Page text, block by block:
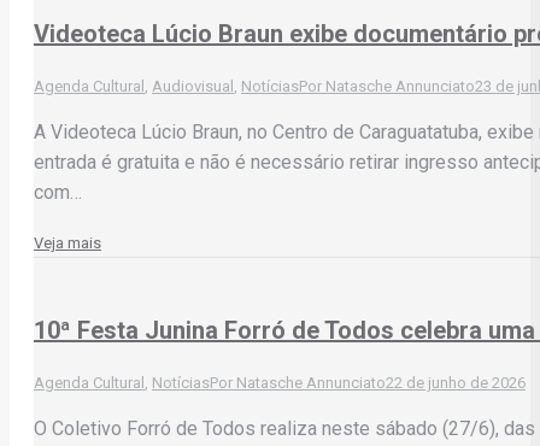
Videoteca Lúcio Braun exibe documentário
Agenda Cultural , Audiovisual , NotíciasPor Natasche Annunciato23 de
A Videoteca Lúcio Braun, no Centro de Caraguatatuba,
entrada é gratuita e não é necessário retirar ingresso
com…
Veja mais
10ª Festa Junina Forró de Todos celebra
Agenda Cultural , NotíciasPor Natasche Annunciato22 de junho de 2026
O Coletivo Forró de Todos realiza neste sábado (27/6), das